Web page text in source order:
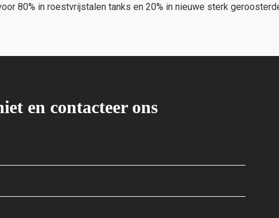
80% in roestvrijstalen tanks en 20% in nieuwe sterk
en contacteer ons